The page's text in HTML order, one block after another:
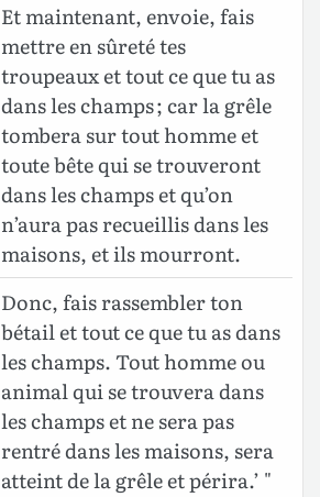
Et maintenant, envoie, fais
mettre en sûreté tes
troupeaux et tout ce que tu as
dans les champs ; car la grêle
tombera sur tout homme et
toute bête qui se trouveront
dans les champs et qu’on
n’aura pas recueillis dans les
maisons, et ils mourront.
Donc, fais rassembler ton
bétail et tout ce que tu as dans
les champs. Tout homme ou
animal qui se trouvera dans
les champs et ne sera pas
rentré dans les maisons, sera
atteint de la grêle et périra.’ "